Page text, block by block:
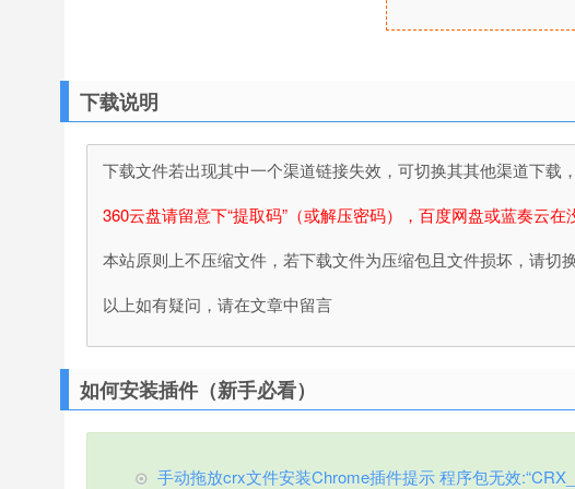
下载说明
下载文件若出现其中一个渠道链接失效，可切换其其他渠道下载
360云盘请留意下“提取码”（或解压密码），百度网盘或蓝奏云
本站原则上不压缩文件，若下载文件为压缩包且文件损坏，请切
以上如有疑问，请在文章中留言
如何安装插件（新手必看）
手动拖放crx文件安装Chrome插件提示 程序包无效